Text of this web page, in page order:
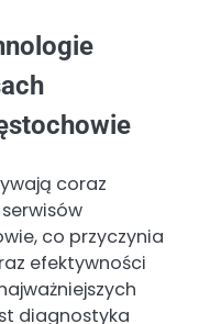
coraz
co przyczynia
efektywności
diagnostyka